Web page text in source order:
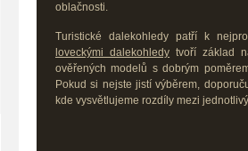
oblačnosti.
Turistické dalekohledy patří k
loveckými dalekohledy tvoří základ
ověřených modelů s dobrým
Pokud si nejste jistí výběrem,
kde vysvětlujeme rozdíly mezi